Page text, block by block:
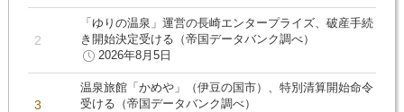
「ゆりの温泉」運営の長崎エンタープライズ、破産手続
き開始決定受ける（帝国データバンク調べ）
2026年8月5日
温泉旅館「かめや」（伊豆の国市）、特別清算開始命令
受ける（帝国データバンク調べ）